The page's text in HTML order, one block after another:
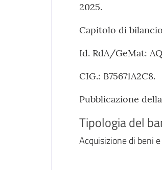
2025.
Capitolo di bilancio
Id. RdA/GeMat:
CIG.: B75671A2C8.
Pubblicazione
Tipologia del
Acquisizione di beni